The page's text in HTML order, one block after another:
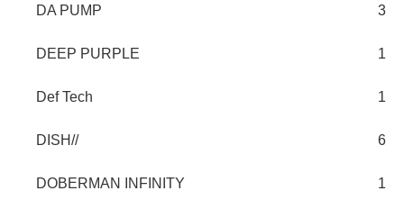
DA PUMP 3
DEEP PURPLE 1
Def Tech 1
DISH// 6
DOBERMAN INFINITY 1